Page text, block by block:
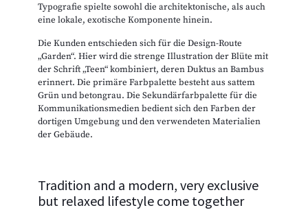
Typografie spielte sowohl die architektonische, als auch
eine lokale, exotische Komponente hinein.
Die Kunden entschieden sich für die Design-Route
„Garden“. Hier wird die strenge Illustration der Blüte mit
der Schrift „Teen“ kombiniert, deren Duktus an Bambus
erinnert. Die primäre Farbpalette besteht aus sattem
Grün und betongrau. Die Sekundärfarbpalette für die
Kommunikationsmedien bedient sich den Farben der
dortigen Umgebung und den verwendeten Materialien
der Gebäude.
Tradition and a modern, very exclusive
but relaxed lifestyle come together